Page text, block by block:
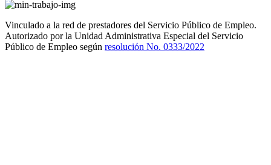
Vinculado a la red de prestadores del Servicio Público de Empleo.
Autorizado por la Unidad Administrativa Especial del Servicio
Público de Empleo según resolución No. 0333/2022